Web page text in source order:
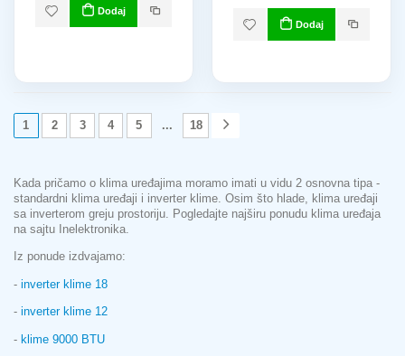
Dodaj
Dodaj
1 2 3 4 5 ... 18
Kada pričamo o klima uređajima moramo imati u vidu 2 osnovna tipa -
standardni klima uređaji i inverter klime. Osim što hlade, klima uređaji
sa inverterom greju prostoriju. Pogledajte najširu ponudu klima uređaja
na sajtu Inelektronika.
Iz ponude izdvajamo:
- inverter klime 18
- inverter klime 12
- klime 9000 BTU